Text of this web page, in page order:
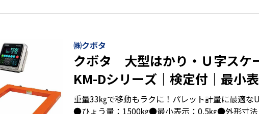
㈱クボタ
クボタ 大型はかり・Ｕ字スケ
KM-Dシリーズ｜検定付｜最小
ひょう量1500㎏
重量33㎏で移動もラクに！パレット計量に最適な
●ひょう量：1500㎏●最小表示：0.5㎏●外形寸法